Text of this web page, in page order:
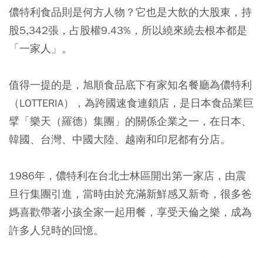
儂特利食品則是何方人物？它也是大飲的大股東，持
股5,342張，占股權9.43%，所以繞來繞去根本都是
「一家人」。
值得一提的是，旭順食品底下有家知名餐廳為儂特利
（LOTTERIA），為跨國速食連鎖店，是日本食品業巨
擘「樂天（羅德）集團」的關係企業之一，在日本、
韓國、台灣、中國大陸、越南和印尼都有分店。
1986年，儂特利在台北士林區開出第一家店，由震
旦行集團引進，當時由於充滿新鮮感又新奇，很多爸
媽喜歡帶著小孩全家一起用餐，享受天倫之樂，成為
許多人兒時的回憶。